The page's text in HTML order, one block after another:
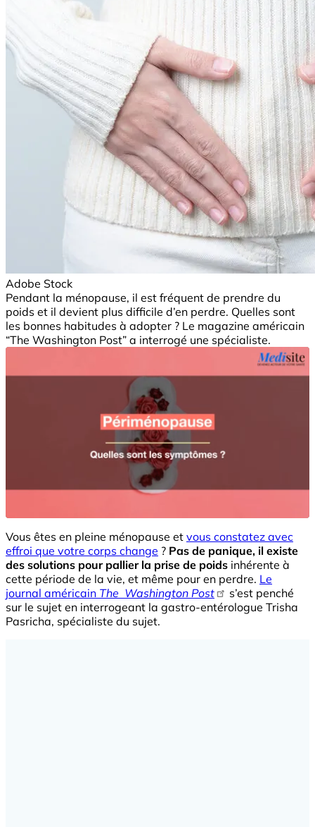
Adobe Stock
Pendant la ménopause, il est fréquent de prendre du
poids et il devient plus difficile d’en perdre. Quelles sont
les bonnes habitudes à adopter ? Le magazine américain
“The Washington Post” a interrogé une spécialiste.
Vous êtes en pleine ménopause et vous constatez avec
effroi que votre corps change ? Pas de panique, il existe
des solutions pour pallier la prise de poids inhérente à
cette période de la vie, et même pour en perdre. Le
journal américain The Washington Post
s’est penché
sur le sujet en interrogeant la gastro-entérologue Trisha
Pasricha, spécialiste du sujet.